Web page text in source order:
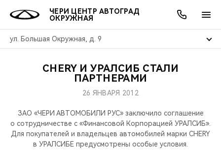
ЧЕРИ ЦЕНТР АВТОГРАД
ОКРУЖНАЯ
ул. Большая Окружная, д. 9
МОДЕЛИ
КРОССОВЕРЫ
ПОКУПАТЕЛЯМ
КРЕДИТ И СТРАХОВАНИЕ
ВЛАДЕЛЬЦАМ
ЗАПЧАСТИ И АКСЕССУАРЫ
ПОДДЕРЖКА
МИР CHERY
О БРЕНДЕ
CHERY В СОЦСЕТЯХ
АКЦИИ
ОНЛАЙН СЕРВИСЫ
КРЕДИТ
О КОМПАНИИ
МЫ В СОЦСЕТЯХ
CHERY И УРАЛСИБ СТАЛИ
ПАРТНЕРАМИ
26 ЯНВАРЯ 2012
ЗАО «ЧЕРИ АВТОМОБИЛИ РУС» заключило соглашение
о сотрудничестве с «Финансовой Корпорацией УРАЛСИБ».
Для покупателей и владельцев автомобилей марки CHERY
в УРАЛСИБЕ предусмотрены особые условия.